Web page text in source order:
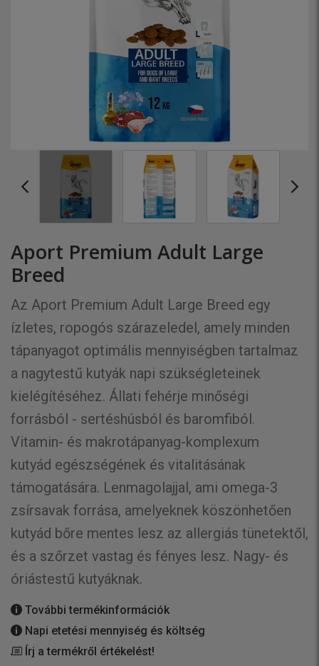
Aport Premium Adult Large
Breed
Az Aport Premium Adult Large Breed egy
ízletes, ropogós szárazeledel, amely minden
tápanyagot optimális mennyiségben tartalmaz
a nagytestű kutyák napi szükségleteinek
kielégítéséhez. Állati fehérje minőségi
forrásból - sertéshúsból és baromfiból.
Vitamin- és makrotápanyag-komplexum
kutyád egészségének és vitalitásának
támogatására. Lenmagolajjal, ami omega-3
zsírsavak forrása, amelyeknek köszönhetően
kutyád bőre mentes lesz az allergiás tünetektől,
és a szőrzet vastag és fényes lesz. Nagy- és
óriástestű kutyáknak.
További termékinformációk
Napi etetési mennyiség és költség
Írj a termékről értékelést!